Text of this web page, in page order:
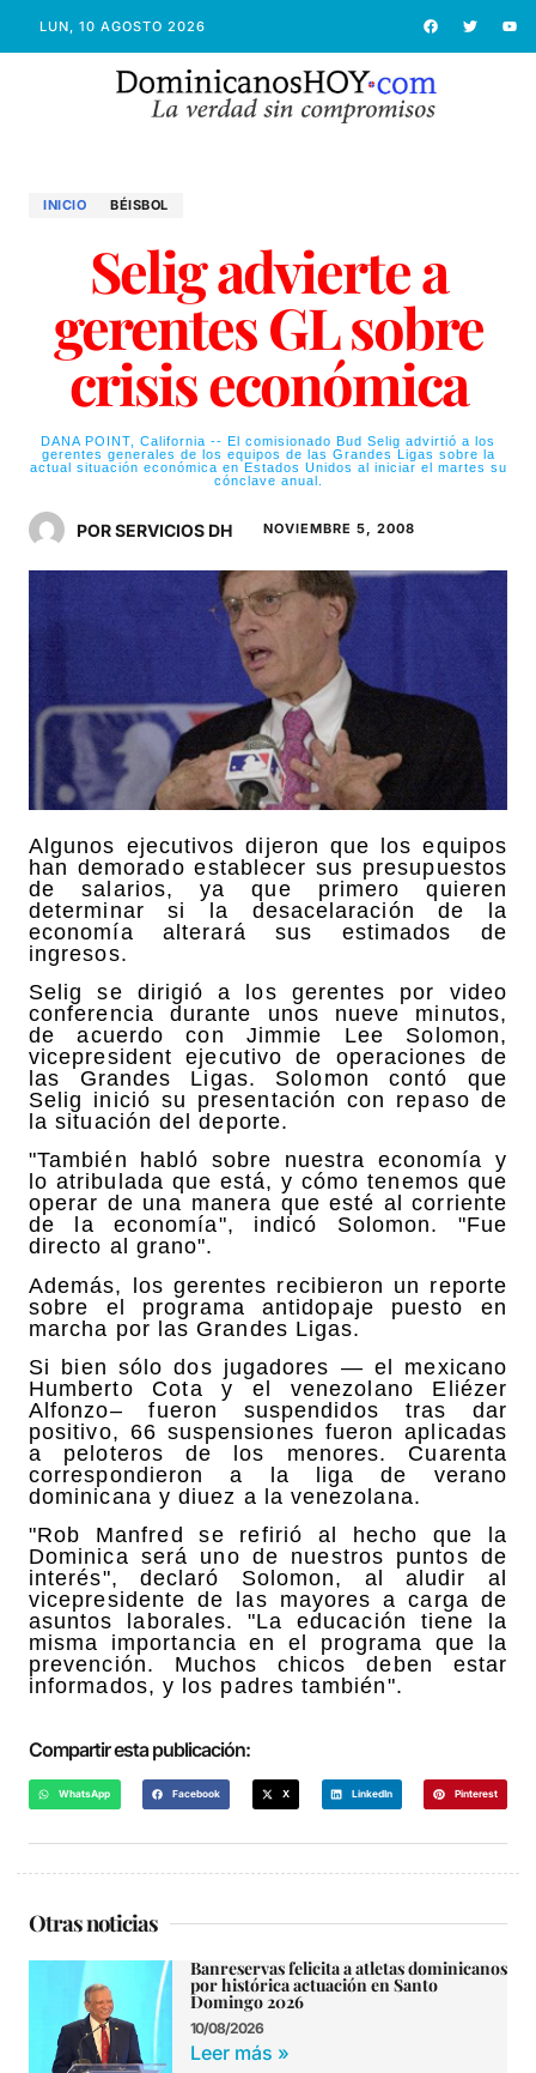
LUN, 10 AGOSTO 2026
INICIO BÉISBOL
Selig advierte a
gerentes GL sobre
crisis económica
DANA POINT, California -- El comisionado Bud Selig advirtió a los
gerentes generales de los equipos de las Grandes Ligas sobre la
actual situación económica en Estados Unidos al iniciar el martes su
cónclave anual.
POR SERVICIOS DH NOVIEMBRE 5, 2008
Algunos ejecutivos dijeron que los equipos
han demorado establecer sus presupuestos
de salarios, ya que primero quieren
determinar si la desacelaración de la
economía alterará sus estimados de
ingresos.
Selig se dirigió a los gerentes por video
conferencia durante unos nueve minutos,
de acuerdo con Jimmie Lee Solomon,
vicepresident ejecutivo de operaciones de
las Grandes Ligas. Solomon contó que
Selig inició su presentación con repaso de
la situación del deporte.
"También habló sobre nuestra economía y
lo atribulada que está, y cómo tenemos que
operar de una manera que esté al corriente
de la economía", indicó Solomon. "Fue
directo al grano".
Además, los gerentes recibieron un reporte
sobre el programa antidopaje puesto en
marcha por las Grandes Ligas.
Si bien sólo dos jugadores — el mexicano
Humberto Cota y el venezolano Eliézer
Alfonzo– fueron suspendidos tras dar
positivo, 66 suspensiones fueron aplicadas
a peloteros de los menores. Cuarenta
correspondieron a la liga de verano
dominicana y diuez a la venezolana.
"Rob Manfred se refirió al hecho que la
Dominica será uno de nuestros puntos de
interés", declaró Solomon, al aludir al
vicepresidente de las mayores a carga de
asuntos laborales. "La educación tiene la
misma importancia en el programa que la
prevención. Muchos chicos deben estar
informados, y los padres también".
Compartir esta publicación:
WhatsApp Facebook X LinkedIn Pinterest
Otras noticias
Banreservas felicita a atletas dominicanos
por histórica actuación en Santo
Domingo 2026
10/08/2026
Leer más »